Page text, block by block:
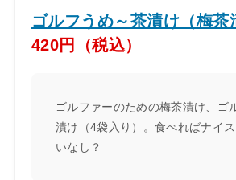
ゴルフうめ～茶漬け（梅茶
420円（税込）
ゴルファーのための梅茶漬け、ゴ
漬け（4袋入り）。食べればナイ
いなし？